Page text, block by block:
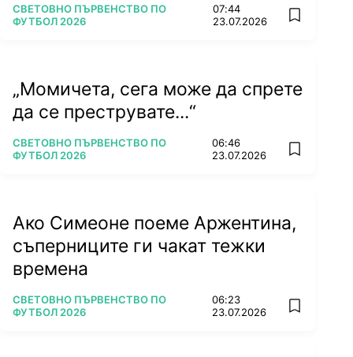
ПОВЕЧЕ ОТ
СВЕТОВНО ПЪРВЕНСТВО ПО
ФУТБОЛ 2026
07:44
23.07.2026
add
„Момичета, сега може да спрете
да се преструвате...“
ПОВЕЧЕ ОТ
СВЕТОВНО ПЪРВЕНСТВО ПО
ФУТБОЛ 2026
06:46
23.07.2026
add
Ако Симеоне поеме Аржентина,
съперниците ги чакат тежки
времена
ПОВЕЧЕ ОТ
СВЕТОВНО ПЪРВЕНСТВО ПО
ФУТБОЛ 2026
06:23
23.07.2026
add